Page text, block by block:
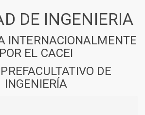
DE INGENIERIA
INTERNACIONALMENTE
POR EL CACEI
DE
INGENIERÍA